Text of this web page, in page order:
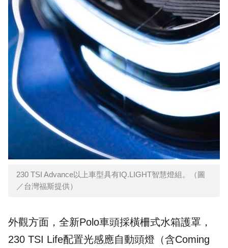
230 TSI Advance以上車型具有IQ.LIGHT智慧燈組。（圖
／台灣福斯提供）
外觀方面，全新Polo車頭採橫柵式水箱護罩，
230 TSI Life配置光感應自動頭燈（含Coming